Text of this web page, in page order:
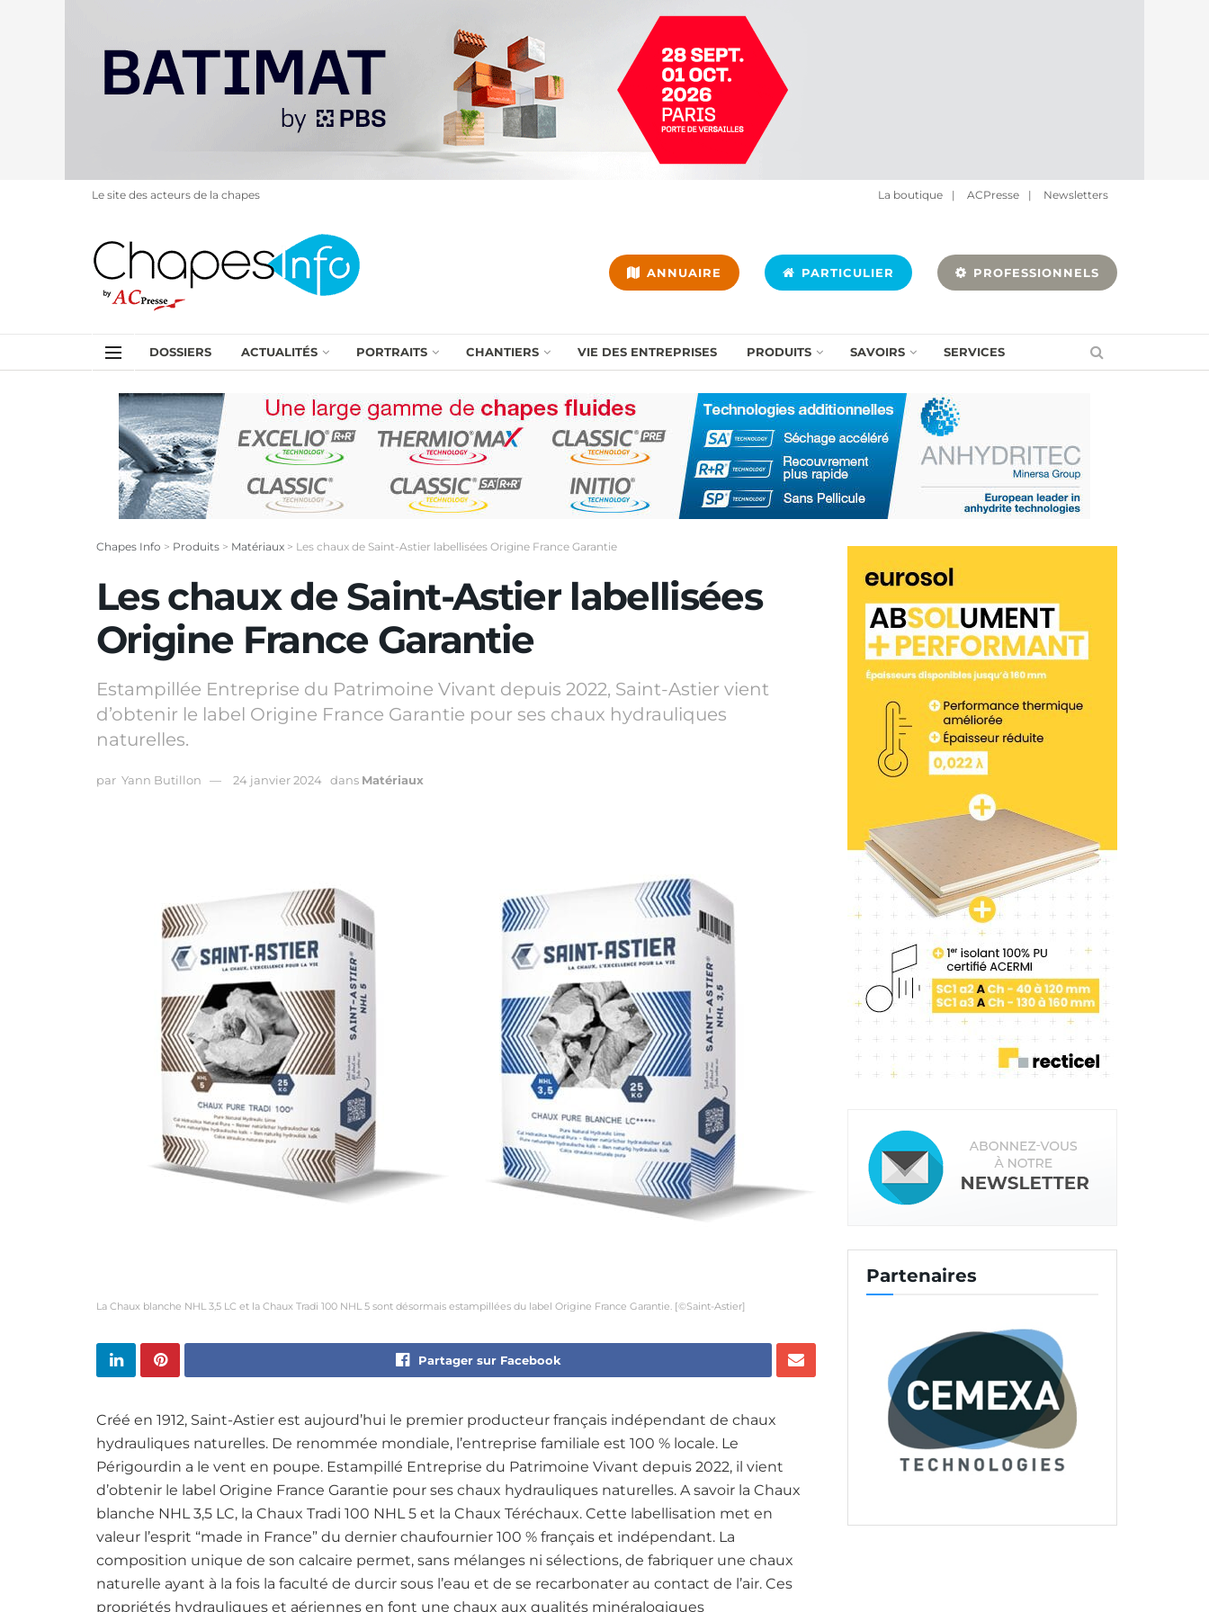
Le site des acteurs de la chapes La boutique | ACPresse | Newsletters
ANNUAIRE PARTICULIER PROFESSIONNELS
DOSSIERS ACTUALITÉS PORTRAITS CHANTIERS VIE DES ENTREPRISES PRODUITS SAVOIRS SERVICES
Chapes Info > Produits > Matériaux > Les chaux de Saint-Astier labellisées Origine France Garantie
Les chaux de Saint-Astier labellisées
Origine France Garantie
Estampillée Entreprise du Patrimoine Vivant depuis 2022, Saint-Astier vient
d’obtenir le label Origine France Garantie pour ses chaux hydrauliques
naturelles.
par Yann Butillon 24 janvier 2024 dans Matériaux
La Chaux blanche NHL 3,5 LC et la Chaux Tradi 100 NHL 5 sont désormais estampillées du label Origine France Garantie. [©Saint-Astier]
Partager sur Facebook
Créé en 1912, Saint-Astier est aujourd’hui le premier producteur français indépendant de chaux
hydrauliques naturelles. De renommée mondiale, l’entreprise familiale est 100 % locale. Le
Périgourdin a le vent en poupe. Estampillé Entreprise du Patrimoine Vivant depuis 2022, il vient
d’obtenir le label Origine France Garantie pour ses chaux hydrauliques naturelles. A savoir la Chaux
blanche NHL 3,5 LC, la Chaux Tradi 100 NHL 5 et la Chaux Téréchaux. Cette labellisation met en
valeur l’esprit “made in France” du dernier chaufournier 100 % français et indépendant. La
composition unique de son calcaire permet, sans mélanges ni sélections, de fabriquer une chaux
naturelle ayant à la fois la faculté de durcir sous l’eau et de se recarbonater au contact de l’air. Ces
propriétés hydrauliques et aériennes en font une chaux aux qualités minéralogiques
Partenaires